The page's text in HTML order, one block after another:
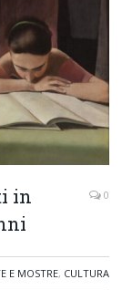
in
0
E MOSTRE, CULTURA